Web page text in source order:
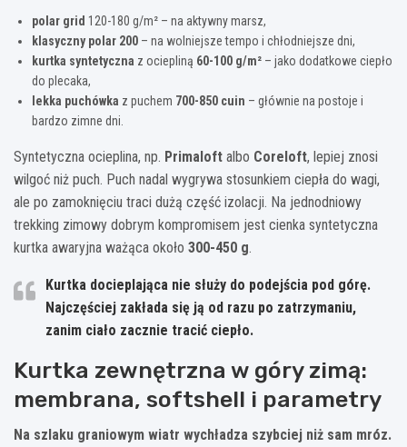
polar grid 120-180 g/m² – na aktywny marsz,
klasyczny polar 200 – na wolniejsze tempo i chłodniejsze dni,
kurtka syntetyczna z ociepliną 60-100 g/m² – jako dodatkowe ciepło
do plecaka,
lekka puchówka z puchem 700-850 cuin – głównie na postoje i
bardzo zimne dni.
Syntetyczna ocieplina, np. Primaloft albo Coreloft, lepiej znosi
wilgoć niż puch. Puch nadal wygrywa stosunkiem ciepła do wagi,
ale po zamoknięciu traci dużą część izolacji. Na jednodniowy
trekking zimowy dobrym kompromisem jest cienka syntetyczna
kurtka awaryjna ważąca około 300-450 g.
Kurtka docieplająca nie służy do podejścia pod górę.
Najczęściej zakłada się ją od razu po zatrzymaniu,
zanim ciało zacznie tracić ciepło.
Kurtka zewnętrzna w góry zimą:
membrana, softshell i parametry
Na szlaku graniowym wiatr wychładza szybciej niż sam mróz.